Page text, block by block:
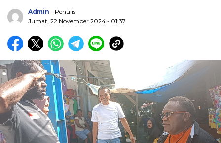
Admin - Penulis
Jumat, 22 November 2024 - 01:37